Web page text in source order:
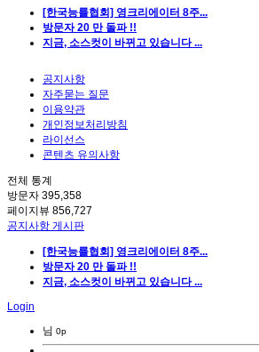
[한국능률협회] 영크리에이터 8주...
방문자 20 만 돌파 !!
지금, 소스컷이 바뀌고 있습니다 ...
공지사항
자주묻는 질문
이용약관
개인정보처리방침
라이선스
콘텐츠 유의사항
전체 통계
방문자 395,358
페이지뷰 856,727
공지사항 게시판
[한국능률협회] 영크리에이터 8주...
방문자 20 만 돌파 !!
지금, 소스컷이 바뀌고 있습니다 ...
Login
님 0p